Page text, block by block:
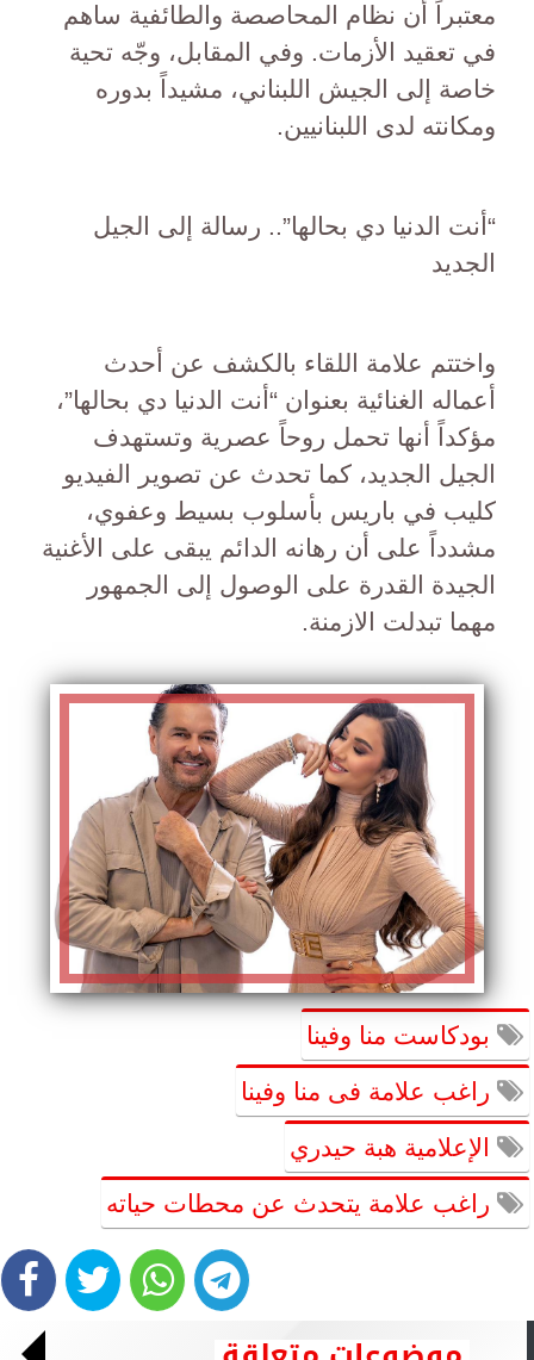
معتبراً أن نظام المحاصصة والطائفية ساهم
في تعقيد الأزمات. وفي المقابل، وجّه تحية
خاصة إلى الجيش اللبناني، مشيداً بدوره
ومكانته لدى اللبنانيين.
“أنت الدنيا دي بحالها”.. رسالة إلى الجيل
الجديد
واختتم علامة اللقاء بالكشف عن أحدث
أعماله الغنائية بعنوان “أنت الدنيا دي بحالها”،
مؤكداً أنها تحمل روحاً عصرية وتستهدف
الجيل الجديد، كما تحدث عن تصوير الفيديو
كليب في باريس بأسلوب بسيط وعفوي،
مشدداً على أن رهانه الدائم يبقى على الأغنية
الجيدة القدرة على الوصول إلى الجمهور
مهما تبدلت الازمنة.
بودكاست منا وفينا
راغب علامة فى منا وفينا
الإعلامية هبة حيدري
راغب علامة يتحدث عن محطات حياته